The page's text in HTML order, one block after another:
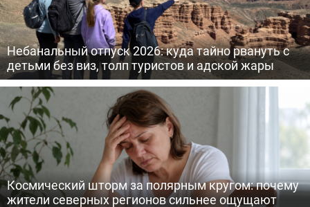
Небанальный отпуск 2026: куда тайно рвануть с
детьми без виз, толп туристов и адской жары
Космический шторм за полярным кругом: почему
жители северных регионов сильнее ощущают